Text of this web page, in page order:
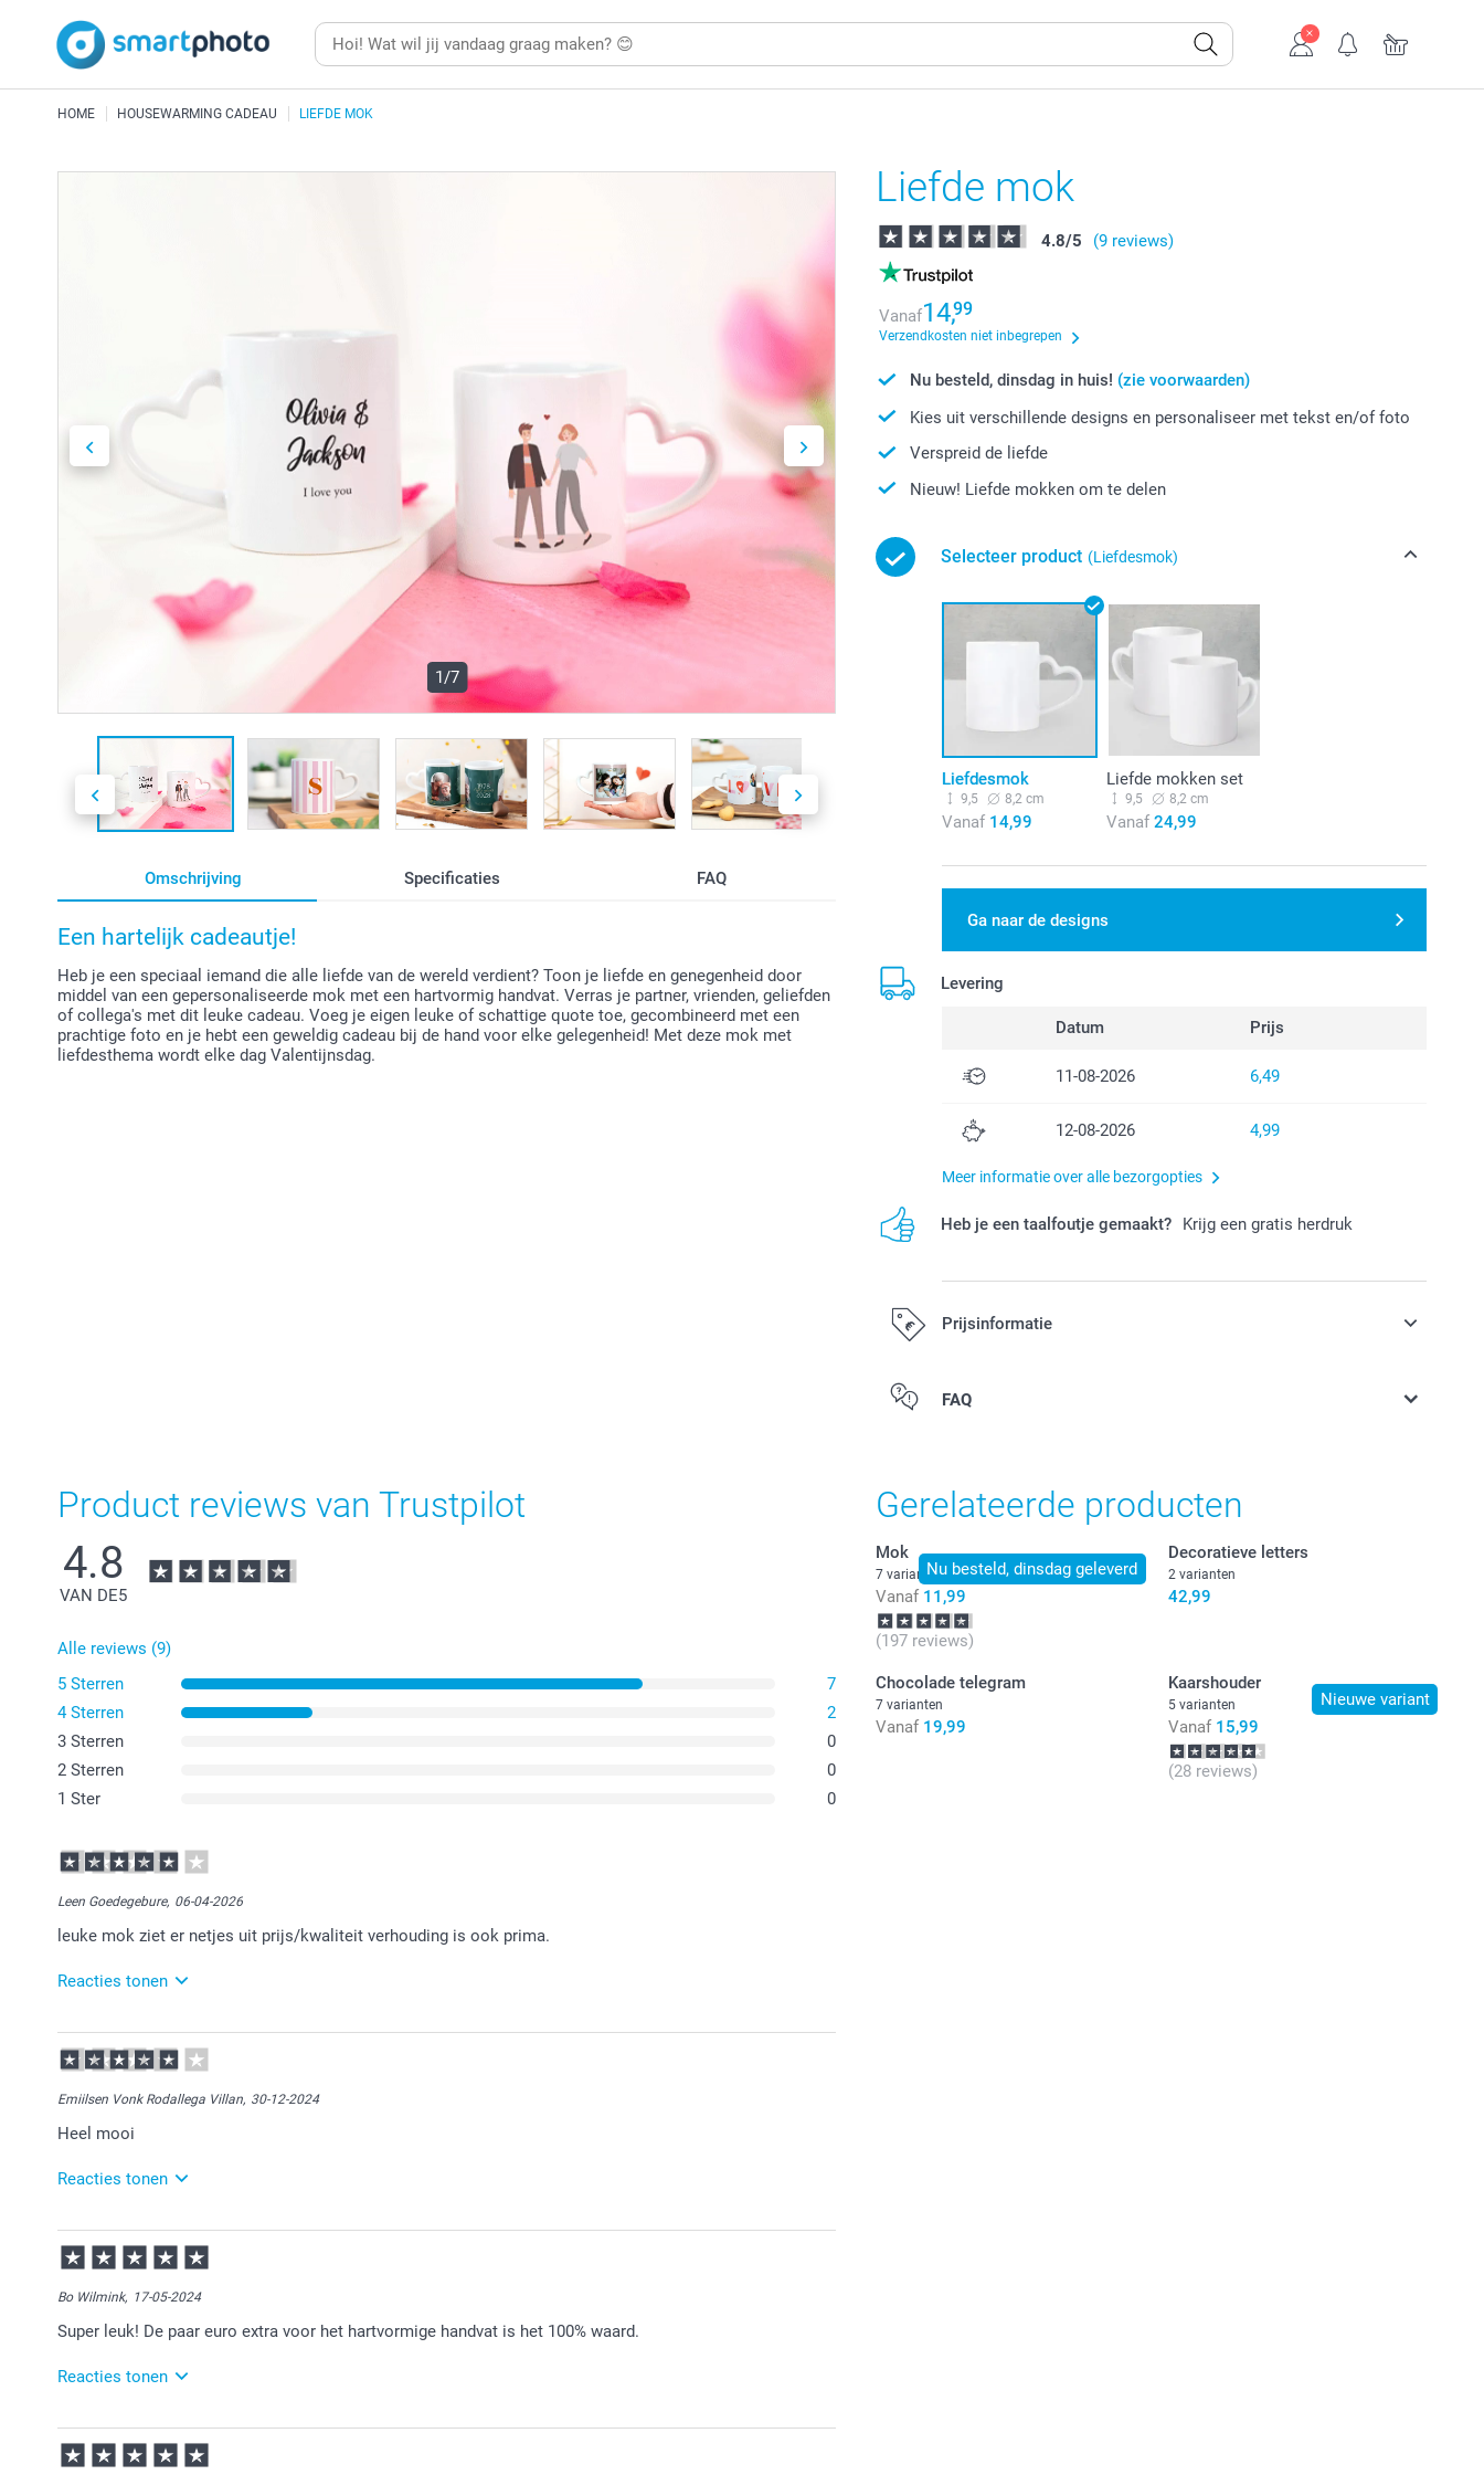
HOME HOUSEWARMING CADEAU LIEFDE MOK
1/7
Omschrijving Specificaties FAQ
Een hartelijk cadeautje!
Heb je een speciaal iemand die alle liefde van de wereld verdient? Toon je liefde en genegenheid door
middel van een gepersonaliseerde mok met een hartvormig handvat. Verras je partner, vrienden, geliefden
of collega's met dit leuke cadeau. Voeg je eigen leuke of schattige quote toe, gecombineerd met een
prachtige foto en je hebt een geweldig cadeau bij de hand voor elke gelegenheid! Met deze mok met
liefdesthema wordt elke dag Valentijnsdag.
Liefde mok
4.8/5 (9 reviews)
Vanaf14,99
Verzendkosten niet inbegrepen
Nu besteld, dinsdag in huis! (zie voorwaarden)
Kies uit verschillende designs en personaliseer met tekst en/of foto
Verspreid de liefde
Nieuw! Liefde mokken om te delen
Selecteer product (Liefdesmok)
Liefdesmok
9,5 8,2 cm
Vanaf 14,99
Liefde mokken set
9,5 8,2 cm
Vanaf 24,99
Ga naar de designs
Levering
Datum Prijs
11-08-2026 6,49
12-08-2026 4,99
Meer informatie over alle bezorgopties
Heb je een taalfoutje gemaakt? Krijg een gratis herdruk
Prijsinformatie
Alle prijzen zijn in EURO (€) inclusief BTW en exclusief verzendkosten.
FAQ
Product reviews van Trustpilot
4.8
VAN DE5
Alle reviews (9)
5 Sterren
7
4 Sterren
2
3 Sterren
0
2 Sterren
0
1 Ster
0
Leen Goedegebure, 06-04-2026
leuke mok ziet er netjes uit prijs/kwaliteit verhouding is ook prima.
Reacties tonen
07-04-2026
15:17
Dat is goed om te lezen.
Emiilsen Vonk Rodallega Villan, 30-12-2024
Heel mooi
Reacties tonen
31-12-2024
10:37
Veel plezier van de mok!
Bo Wilmink, 17-05-2024
Super leuk! De paar euro extra voor het hartvormige handvat is het 100% waard.
Reacties tonen
17-05-2024
13:14
Gerelateerde producten
Nu besteld, dinsdag geleverd
Mok
7 varianten
Vanaf 11,99
(197 reviews)
Decoratieve letters
2 varianten
42,99
Chocolade telegram
7 varianten
Vanaf 19,99
Nieuwe variant
Kaarshouder
5 varianten
Vanaf 15,99
(28 reviews)